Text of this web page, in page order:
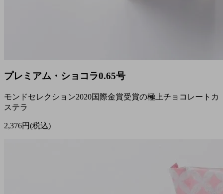
プレミアム・ショコラ0.65号
モンドセレクション2020国際金賞受賞の極上チョコレートカ
ステラ
2,376円(税込)